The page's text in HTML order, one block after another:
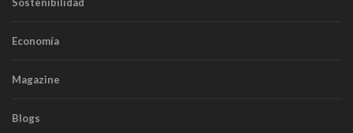
Economía
Magazine
Blogs